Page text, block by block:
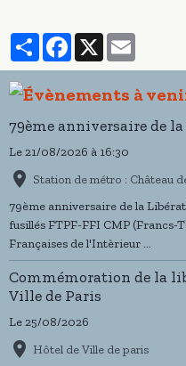
PartagerFacebook
X
79ème anniversaire de
Le 21/08/2026 à 16:30
Station de métro : Château
79ème anniversaire de la
fusillés FTPF-FFI CMP (Francs-
Françaises de l'Intèrieur ...
Commémoration de la
Ville de Paris
Le 25/08/2026
Hôtel de Ville de paris